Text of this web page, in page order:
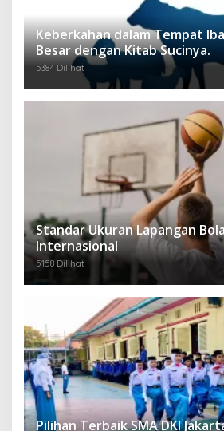
Keberkahan dalam Tempat
Besar dengan Kitab Sucinya.
5384 Dilihat
Standar Ukuran Lapangan
Internasional
5158 Dilihat
Pilihan Terbaik SMA DKI